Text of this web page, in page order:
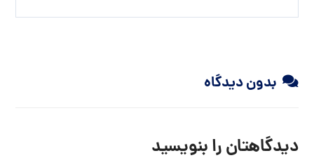
بدون دیدگاه
دیدگاهتان را بنویسید